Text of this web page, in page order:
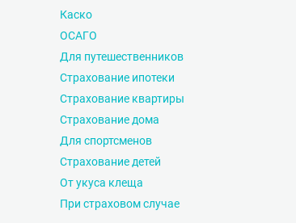
Каско
ОСАГО
Для путешественников
Страхование ипотеки
Страхование квартиры
Страхование дома
Для спортсменов
Страхование детей
От укуса клеща
При страховом случае